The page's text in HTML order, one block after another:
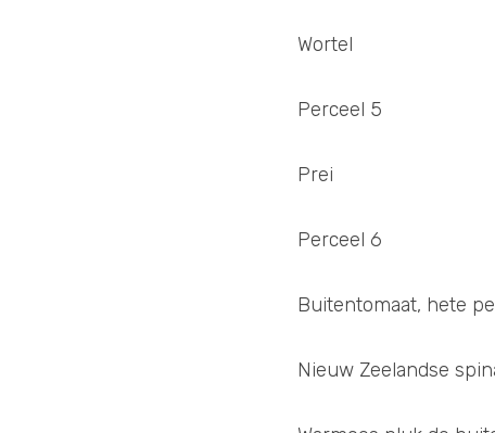
Wortel
Perceel 5
Prei
Perceel 6
Buitentomaat, hete
Nieuw Zeelandse